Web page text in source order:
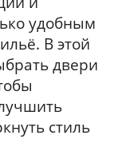
удобным
В этой
двери
стиль